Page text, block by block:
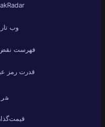
LeakRadar
وب تاریک
فهرست نقض‌ها
قدرت رمز عبور
شرکت
قیمت‌گذاری